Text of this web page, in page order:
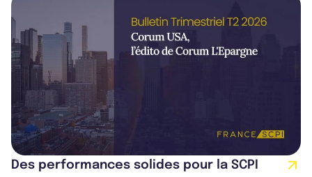
Des performances solides pour la SCPI